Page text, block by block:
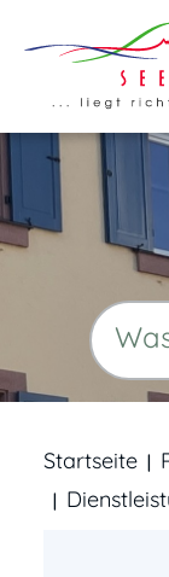
Startseite